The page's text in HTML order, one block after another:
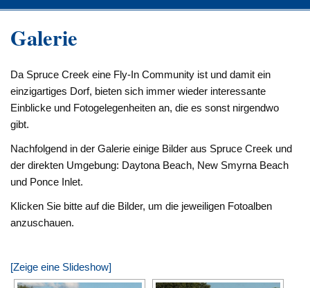
Galerie
Da Spruce Creek eine Fly-In Community ist und damit ein
einzigartiges Dorf, bieten sich immer wieder interessante
Einblicke und Fotogelegenheiten an, die es sonst nirgendwo
gibt.
Nachfolgend in der Galerie einige Bilder aus Spruce Creek und
der direkten Umgebung: Daytona Beach, New Smyrna Beach
und Ponce Inlet.
Klicken Sie bitte auf die Bilder, um die jeweiligen Fotoalben
anzuschauen.
[Zeige eine Slideshow]